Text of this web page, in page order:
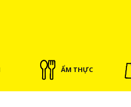
ẨM THỰC